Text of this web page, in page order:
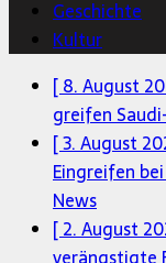
Geschichte
Kultur
[ 8. August
greifen
[ 3. August
Eingreifen
News
[ 2. August
verängstigte